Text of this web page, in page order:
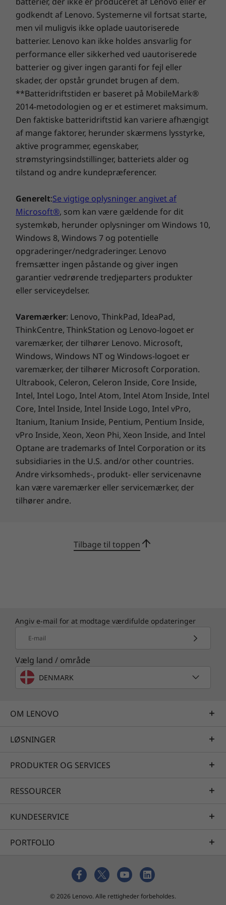
Hurtig opladning; når du har brug for det
Løber du tør for batteri og tid? Ideapad 330s
understøtter hurtig opladning – 15 minutters
kan også oplade din telefon og andre enheder
via USB 3.0-porten, selv når din bærbare
computer er slukket. Få mest muligt ud af din
tid.
*I strømslukningstilstand. Kræver 65 W
strømforsyning.
Windows 10 bliver bare bedre og bedre
Få det bedste ud af Windows 10 med en
opdatering spækket med spændende
funktioner. Den helt nye Photos-app gør det
nemmere – og sjovere – at fortælle din historie
med video: tilføj et lydspor, brug overgange,
tilføj 3D-effekter og mere. Og det er hurtigere
end nogensinde at dele med de intuitive
indstillinger, der gør det nemt at komme
hurtigt i forbindelse med dem, du holder af.
Vi ønsker at give dig et mere ryddeligt
skrivebord og en mere sikker
forudindlæste software består af kun fem
udvalgte apps, der er designet til at øge din
produktivitet.
Livagtig skarphed
Med op til FHD-opløsning og en skærm med
mm giver Ideapad 330s en dynamisk oplevelse
af en bærbar hjemmebiograf.
godkendt af Lenovo. Systemerne vil fortsat starte,
men vil muligvis ikke oplade uautoriserede
batterier. Lenovo kan ikke holdes ansvarlig for
performance eller sikkerhed ved uautoriserede
batterier og giver ingen garanti for fejl eller
skader, der opstår grundet brugen af dem.
**Batteridriftstiden er baseret på MobileMark®
2014-metodologien og er et estimeret maksimum.
Den faktiske batteridriftstid kan variere afhængigt
af mange faktorer, herunder skærmens lysstyrke,
aktive programmer, egenskaber,
strømstyringsindstillinger, batteriets alder og
tilstand og andre kundepræferencer.
Generelt:Se vigtige oplysninger angivet af
Microsoft®, som kan være gældende for dit
systemkøb, herunder oplysninger om Windows 10,
Windows 8, Windows 7 og potentielle
opgraderinger/nedgraderinger. Lenovo
fremsætter ingen påstande og giver ingen
garantier vedrørende tredjeparters produkter
eller serviceydelser.
Varemærker: Lenovo, ThinkPad, IdeaPad,
ThinkCentre, ThinkStation og Lenovo-logoet er
varemærker, der tilhører Lenovo. Microsoft,
Windows, Windows NT og Windows-logoet er
varemærker, der tilhører Microsoft Corporation.
Ultrabook, Celeron, Celeron Inside, Core Inside,
Intel, Intel Logo, Intel Atom, Intel Atom Inside, Intel
Core, Intel Inside, Intel Inside Logo, Intel vPro,
Itanium, Itanium Inside, Pentium, Pentium Inside,
vPro Inside, Xeon, Xeon Phi, Xeon Inside, and Intel
Optane are trademarks of Intel Corporation or its
subsidiaries in the U.S. and/or other countries.
Andre virksomheds-, produkt- eller servicenavne
kan være varemærker eller servicemærker, der
tilhører andre.
Tilbage til toppen
Angiv e-mail for at modtage værdifulde opdateringer
E-mail
Vælg land / område
DENMARK
OM LENOVO
LØSNINGER
PRODUKTER OG SERVICES
RESSOURCER
KUNDESERVICE
PORTFOLIO
© 2026 Lenovo. Alle rettigheder forbeholdes.